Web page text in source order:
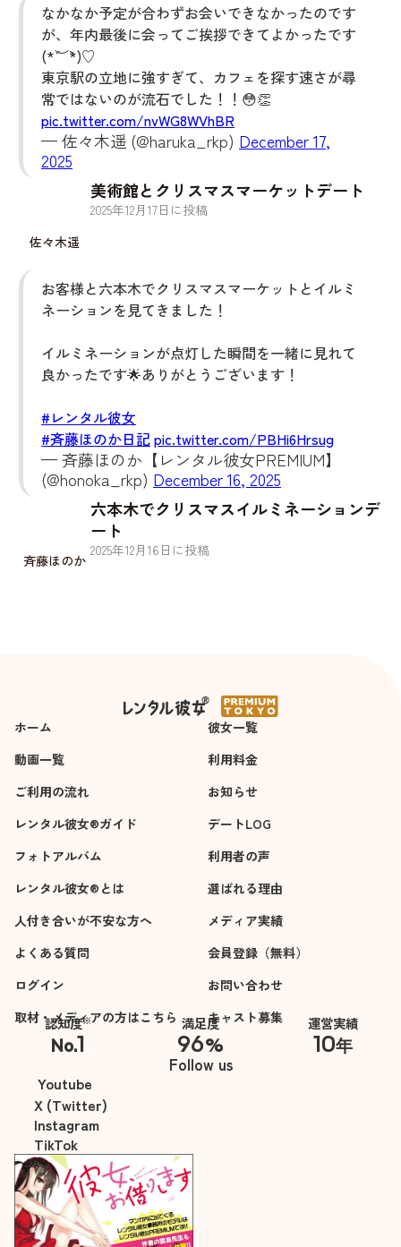
なかなか予定が合わずお会いできなかったのです
が、年内最後に会ってご挨拶できてよかったです
(*´︶`*)♡
東京駅の立地に強すぎて、カフェを探す速さが尋
常ではないのが流石でした！！😳👏
pic.twitter.com/nvWG8WVhBR
— 佐々木遥 (@haruka_rkp) December 17,
2025
佐々木遥
美術館とクリスマスマーケットデート
2025年12月 17日に投稿
お客様と六本木でクリスマスマーケットとイルミ
ネーションを見てきました！
イルミネーションが点灯した瞬間を一緒に見れて
良かったです🌟ありがとうございます！
#レンタル彼女
#斉藤ほのか日記pic.twitter.com/PBHi6Hrsug
— 斉藤ほのか【レンタル彼女PREMIUM】
(@honoka_rkp) December 16, 2025
斉藤ほのか
六本木でクリスマスイルミネーションデ
ート
2025年12月 16 日に投稿
ホーム
彼女一覧
動画一覧
利用料金
ご利用の流れ
お知らせ
レンタル彼女®ガイド
デートLOG
フォトアルバム
利用者の声
レンタル彼女®とは
選ばれる理由
人付き合いが不安な方へ
メディア実績
よくある質問
会員登録（無料）
ログイン
お問い合わせ
取材・メディアの方はこちら
キャスト募集
認知度※
No.1
※自社調べ
満足度
96%
運営実績
10年
Follow us
Youtube
X (Twitter)
Instagram
TikTok